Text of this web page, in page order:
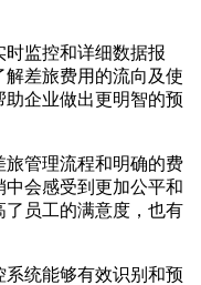
时监控和详细数据报
差旅费用的流向及使
企业做出更明智的预
旅管理流程和明确的费
会感受到更加公平和
员工的满意度，也有
系统能够有效识别和预